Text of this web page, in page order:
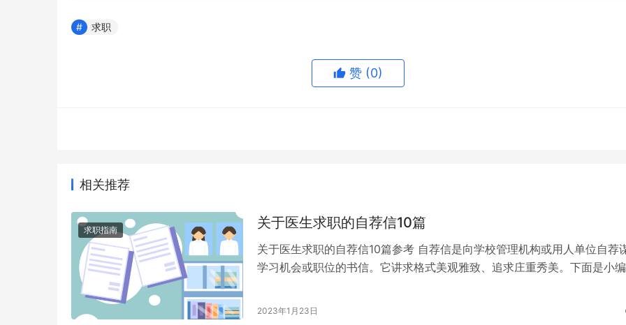
求职
赞 (0)
相关推荐
求职指南 关于医生求职的自荐信10篇
关于医生求职的自荐信10篇参考 自荐信是向学校管理机构或用人单位自荐
学习机会或职位的书信。它讲求格式美观雅致、追求庄重秀美。下面是小
2023年1月23日